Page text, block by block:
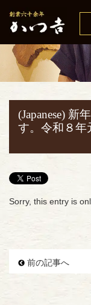
(Japanese) 新
す。令和８年
Sorry, this entry is
前の記事へ